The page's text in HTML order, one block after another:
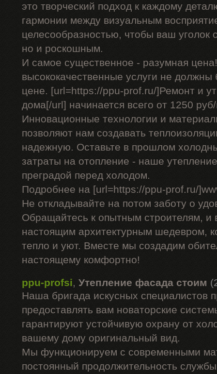
это творческий подход к каждому
гармонии между визуальным
целесообразностью, чтобы ваш уголок
но и роскошным.
И самое существенное - разумная
высококачественные услуги не
цене. [url=https://ppu-prof.ru/]Ремонт и
дома[/url] начинается всего от 1250
Инновационные технологии и
позволяют нам создавать
надежную. Оставьте в прошлом
затраты на отопление - наше
преградой перед холодом.
Подробнее на [url=https://ppu-prof.ru/
Не откладывайте на потом заботу о
Обращайтесь к опытным строителям, и
настоящим архитектурным шедевром,
тепло и уют. Вместе мы создадим
настоящему комфортно!
ppu-profsi, Утепление фасада стоим
Наша бригада искусных специалистов
предоставлять вам новаторские
гарантируют устойчивую охрану от
вашему дому оригинальный вид.
Мы функционируем с современными
постоянный продолжительность